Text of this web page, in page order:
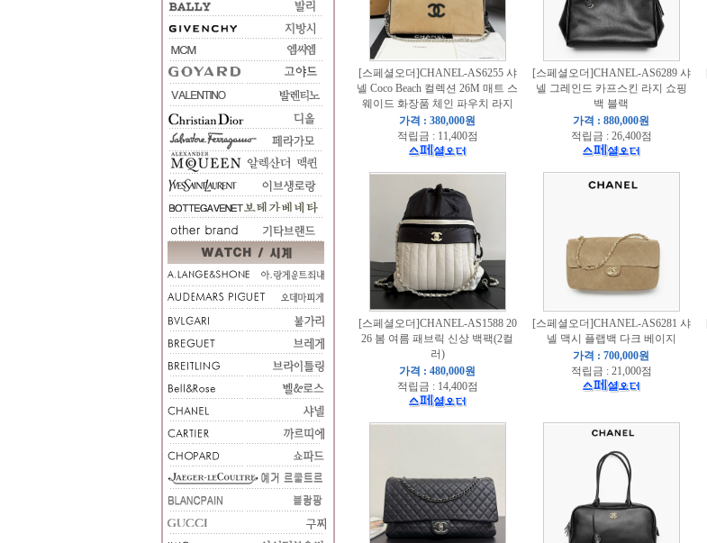
[스페셜오더]CHANEL-AS6255 샤
넬 Coco Beach 컬렉션 26M 매트 스
웨이드 화장품 체인 파우치 라지
가격 : 380,000원
적립금 : 11,400점
[스페셜오더]CHANEL-AS6289 샤
넬 그레인드 카프스킨 라지 쇼핑
백 블랙
가격 : 880,000원
적립금 : 26,400점
[스페셜오더]CHANEL-AS1588 20
26 봄 여름 패브릭 신상 백팩(2컬
러)
가격 : 480,000원
적립금 : 14,400점
[스페셜오더]CHANEL-AS6281 샤
넬 맥시 플랩백 다크 베이지
가격 : 700,000원
적립금 : 21,000점